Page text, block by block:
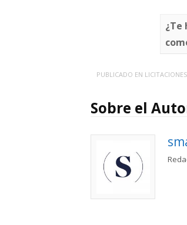
¿Te
PUBLICADO EN LICITACIONES
Sobre el